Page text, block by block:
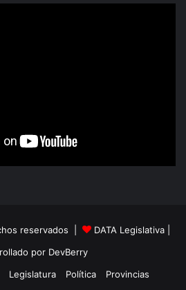
reservados | DATA Legislativa
por DevBerry
Legislatura Política Provincias